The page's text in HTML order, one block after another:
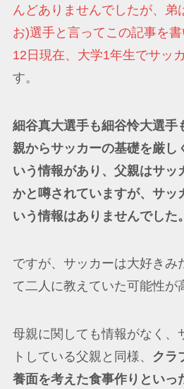
んどありませんでしたが、弟
お)選手と言ってこの記事を
12日現在、大学1年生でサッ
す。
細谷真大選手も細谷怜大選手
親からサッカーの基礎を厳し
いう情報があり、父親はサッ
かと噂されていますが、サッ
いう情報はありませんでした。
ですが、サッカーは大好きみ
て二人に教えていた可能性が
母親に関しても情報がなく、
トしている父親と同様、 クラ
養面を考えた食事作りといっ